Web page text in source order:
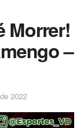
Morrer!
–
2022